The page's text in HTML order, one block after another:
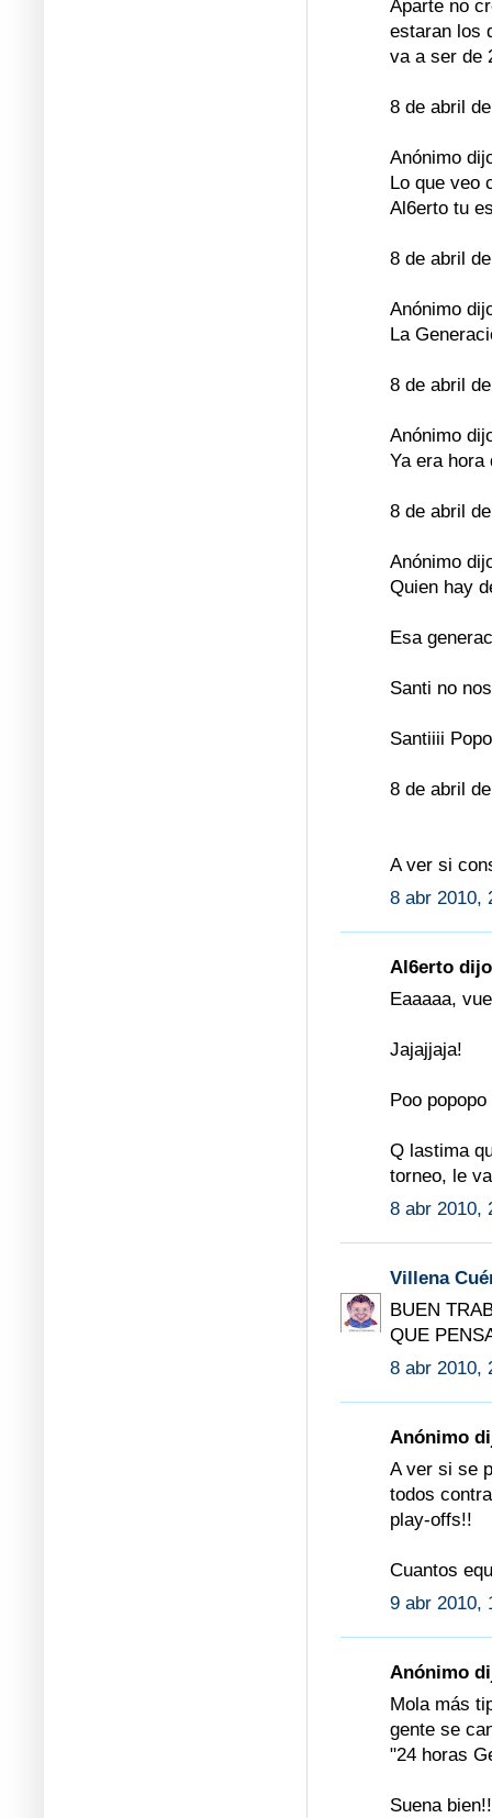
Aparte no
estaran los
va a ser de
8 de abril
Anónimo
Lo que veo
Al6erto tu
8 de abril
Anónimo
La
8 de abril
Anónimo
Ya era hora
8 de abril
Anónimo
Quien hay
Esa
Santi no
Santiiii
8 de abril
A ver si
8 abr 2010,
Al6erto
Eaaaaa,
Jajajjaja!
Poo
Q lastima
torneo, le
8 abr 2010,
Villena
BUEN
QUE
8 abr 2010,
Anónimo
A ver si se
todos
play-offs!!
Cuantos
9 abr 2010,
Anónimo
Mola más
gente se
"24 horas
Suena